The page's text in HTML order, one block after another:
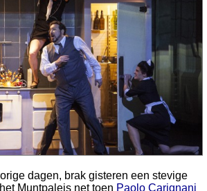
dagen, brak gisteren een stevige
Muntpaleis net toen Paolo Carignani